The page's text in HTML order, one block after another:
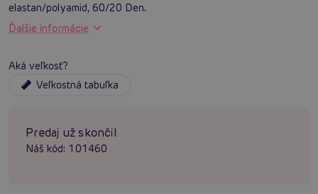
elastan/polyamid, 60/20 Den.
Ďalšie informácie
Aká veľkosť?
Veľkostná tabuľka
Predaj už skončil
Náš kód: 101460